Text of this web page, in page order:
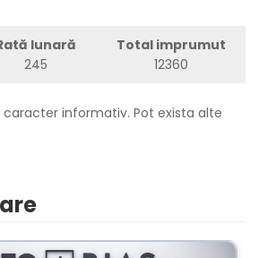
lunară
245
Total imprumut
12360
informativ. Pot exista alte